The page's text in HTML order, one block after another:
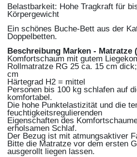
Belastbarkeit: Hohe Tragkraft für
Körpergewicht
Ein schönes Buche-Bett aus der
Doppelbetten.
Beschreibung Marken - Matratze
Komfortschaum mit gutem
Rollmatratze RG 25 ca. 15 cm
cm
Härtegrad H2 = mittel
Personen bis 100 kg schlafen auf
komfortabel.
Die hohe Punktelastizität und die
feuchtigkeitsregulierenden
Eigenschaften des
erholsamen Schlaf.
Der Bezug ist mit atmungsaktiver
Bitte die Matratze vor dem ersten
ausgerollt liegen lassen.